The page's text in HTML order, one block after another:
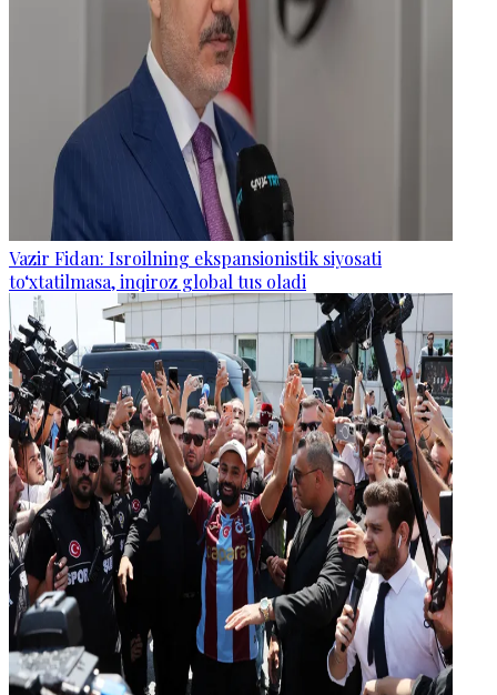
Vazir Fidan: Isroilning ekspansionistik siyosati
to‘xtatilmasa, inqiroz global tus oladi